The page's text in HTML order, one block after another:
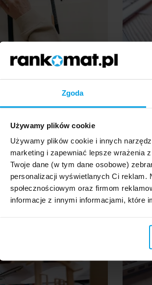
Zgoda
Używamy plików cookie
Używamy plików cookie i innych
marketing i zapewniać lepsze wrażenia
Twoje dane (w tym dane osobowe)
personalizacji wyświetlanych Ci reklam.
społecznościowym oraz firmom
informacje z innymi informacjami, które
przez Internet
przelewu środków na inne
banku, minęły już
technologiom